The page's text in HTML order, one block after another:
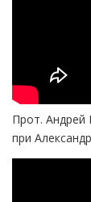
Прот. Андрей
при